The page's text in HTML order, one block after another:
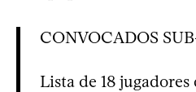
CONVOCADOS
Lista de 18